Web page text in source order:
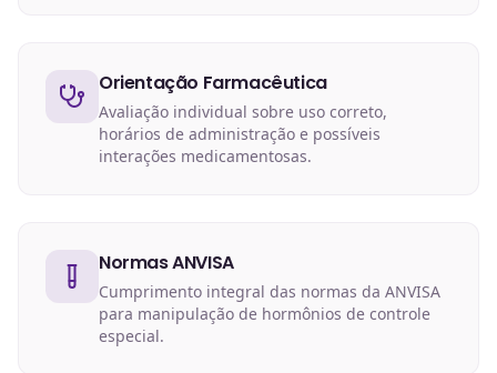
Orientação Farmacêutica
Avaliação individual sobre uso correto,
horários de administração e possíveis
interações medicamentosas.
Normas ANVISA
Cumprimento integral das normas da ANVISA
para manipulação de hormônios de controle
especial.